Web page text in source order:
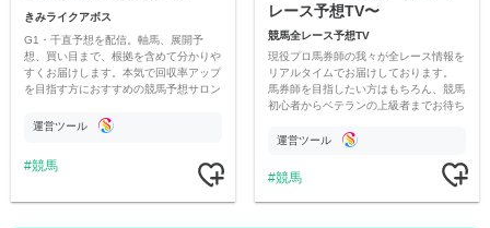
きみライクアボス
G1・千直予想を配信。軸馬、展開予
想、買い目まで、根拠を含めて分かりや
すくお届けします。本気で回収率アップ
を目指す方におすすめの競馬予想サロン
運営ツール
競馬
レース予想TV〜
競馬全レース予想TV
現役プロ馬券師の我々が全レース情報を
リアルタイムでお届けしております。
馬券師を目指したい方はもちろん、競馬
初心者からベテランの上級者までお待ち
運営ツール
競馬